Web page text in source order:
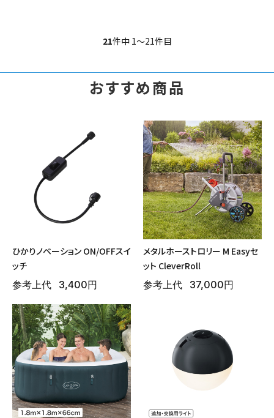
21件中 1〜21件目
おすすめ商品
ひかりノベーション ON/OFFスイ
ッチ
参考上代
3,400円
メタルホーストロリー M Easyセ
ット CleverRoll
参考上代
37,000円